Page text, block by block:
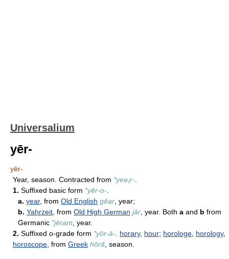
Universalium
yēr-
yēr-
Year, season. Contracted from *yeə₁r-
1. Suffixed basic form *yēr-o-
a. year, from Old English gēar , year;
b. Yahrzeit , from Old High German jār , year. Both a and b from
Germanic *jēram , year.
2. Suffixed o-grade form *yōr-ā- horary, hour; horologe horology,
horoscope , from Greek hōrā , season.